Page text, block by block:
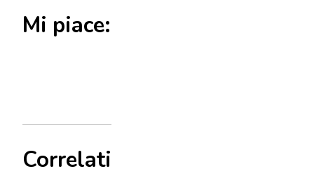
Mi piace:
Correlati